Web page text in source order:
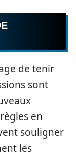
de tenir
sont
en
souligner
les